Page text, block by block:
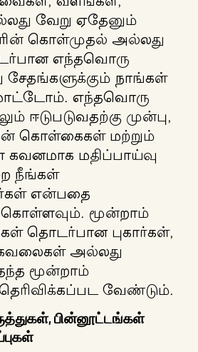
வேறு ஏதேனும்
கொள்முதல் அல்லது
எந்தவொரு
சேதங்களுக்கும் நாங்கள்
எந்தவொரு
ஈடுபடுவதற்கு முன்பு,
கொள்கைகள் மற்றும்
மதிப்பாய்வு
நீங்கள்
என்பதை
கொள்ளவும். மூன்றாம்
தொடர்பான புகார்கள்,
அல்லது
மூன்றாம்
வேண்டும்.
பின்னூட்டங்கள்